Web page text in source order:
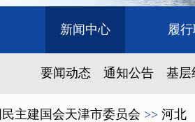
新闻中心 履
要闻动态 通知公告 基层
主建国会天津市委员会 >> 河北